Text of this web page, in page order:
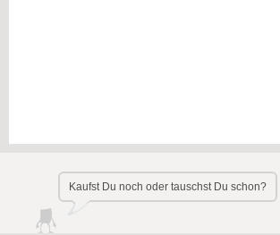
Kaufst Du noch oder tauschst Du schon?